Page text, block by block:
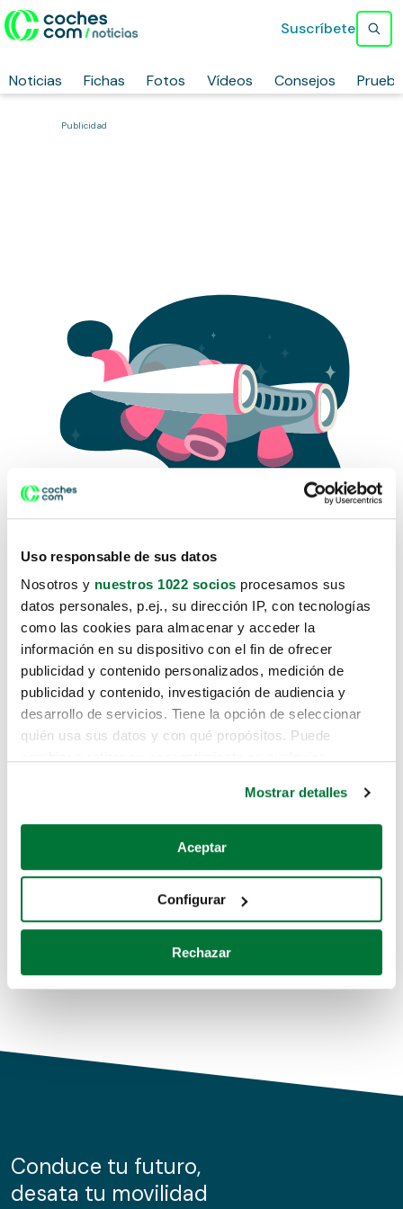
Uso responsable de sus datos
Nosotros y nuestros 1022 socios procesamos sus
datos personales, p.ej., su dirección IP, con tecnologías
como las cookies para almacenar y acceder la
información en su dispositivo con el fin de ofrecer
publicidad y contenido personalizados, medición de
publicidad y contenido, investigación de audiencia y
desarrollo de servicios. Tiene la opción de seleccionar
quién usa sus datos y con qué propósitos. Puede
Si lo permite, también quisiéramos:
Recopilar información sobre su ubicación geográfica
Identificar su dispositivo analizándolo activamente
para buscar características específicas (huellas
Obtenga más información sobre cómo se procesan sus
de cookies.
información sobre el uso que haga del sitio web con
nuestros partners de redes sociales, publicidad y análisis
Mostrar detalles
Aceptar
Configurar
Rechazar
Noticias Fichas Fotos Vídeos Consejos
Suscríbete
Publicidad
Lo sentimos, no sabemos como
te hemos traido hasta aquí.
Pero puedes encontrar el coche que estás
buscando en alguno de estos enlaces:
Coches de segunda mano
Coches de km0
Conduce tu futuro,
desata tu movilidad